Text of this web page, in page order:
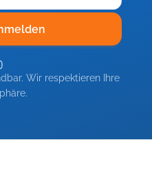
Wir respektieren Ihre